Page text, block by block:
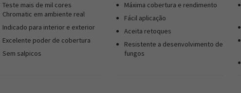
Teste mais de mil cores
Chromatic em ambiente real
Indicado para interior e exterior
Excelente poder de cobertura
Sem salpicos
Máxima cobertura e rendimento
Fácil aplicação
Aceita retoques
Resistente a desenvolvimento de
fungos